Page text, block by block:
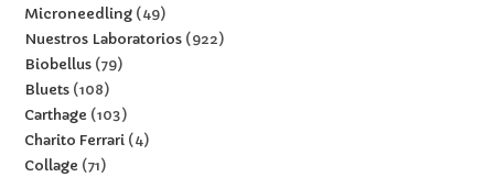
Microneedling 49
Nuestros Laboratorios 922
Biobellus 79
Bluets 108
Carthage
103
Charito Ferrari 4
Collage
71